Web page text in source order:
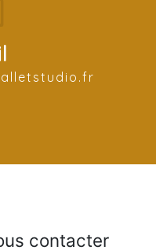
contacter